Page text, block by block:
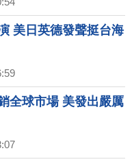
美日英德發聲挺台海
全球市場 美發出嚴厲